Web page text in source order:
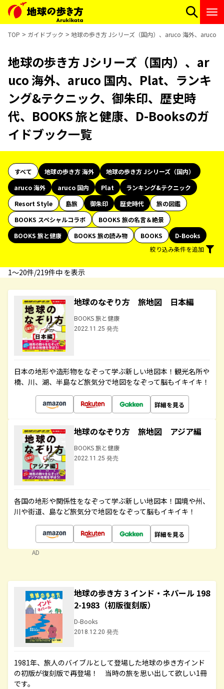
TOP ガイドブック 地球の歩き方 Jシリーズ（国内）、aruco 海外、aruco
地球の歩き方 Jシリーズ（国内）、ar
uco 海外、aruco 国内、Plat、ランキ
ング&テクニック、御朱印、歴史時
代、BOOKS 旅と健康、D-Booksのガ
イドブック一覧
すべて 地球の歩き方 海外
地球の歩き方 Jシリーズ（国内）
aruco 海外
aruco 国内 Plat
ランキング&テクニック
Resort Style
島旅 御朱印 歴史時代
旅の図鑑
BOOKS スペシャルコラボ
BOOKS 旅の名言＆絶景
BOOKS 旅と健康
BOOKS 旅の読み物 BOOKS
D-Books
絞り込み条件を追加
1〜20件/219件中 を表示
地球のなぞり方 旅地図 日本編
BOOKS 旅と健康
2022.11.25 発売
日本の地形や造形物をなぞって学ぶ新しい地図本！観光名所や
橋、川、湖、半島など旅気分で地図をなぞって脳もイキイキ！
詳細を見る
地球のなぞり方 旅地図 アジア編
BOOKS 旅と健康
2022.11.25 発売
各国の地形や関係性をなぞって学ぶ新しい地図本！国境や州、
川や街道、島など旅気分で地図をなぞって脳もイキイキ！
詳細を見る
AD
地球の歩き方 3 インド・ネパール 198
2-1983（初版復刻版）
D-Books
2018.12.20 発売
1981年、旅人のバイブルとして登場した地球の歩き方インド
の初版が復刻版で再登場！ 当時の旅を思い出して欲しい1冊
です。